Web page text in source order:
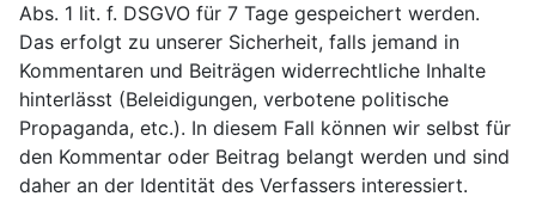
Abs. 1 lit. f. DSGVO für 7 Tage gespeichert werden.
Das erfolgt zu unserer Sicherheit, falls jemand in
Kommentaren und Beiträgen widerrechtliche Inhalte
hinterlässt (Beleidigungen, verbotene politische
Propaganda, etc.). In diesem Fall können wir selbst für
den Kommentar oder Beitrag belangt werden und sind
daher an der Identität des Verfassers interessiert.